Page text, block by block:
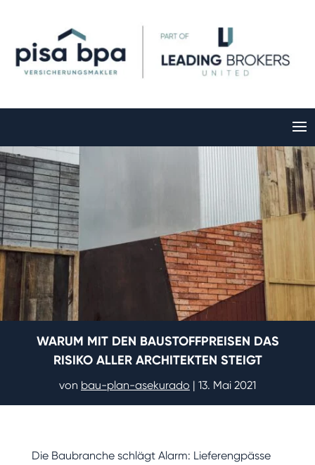
WARUM MIT DEN BAUSTOFFPREISEN DAS
RISIKO ALLER ARCHITEKTEN STEIGT
von bau-plan-asekurado | 13. Mai 2021
Die Baubranche schlägt Alarm: Lieferengpässe